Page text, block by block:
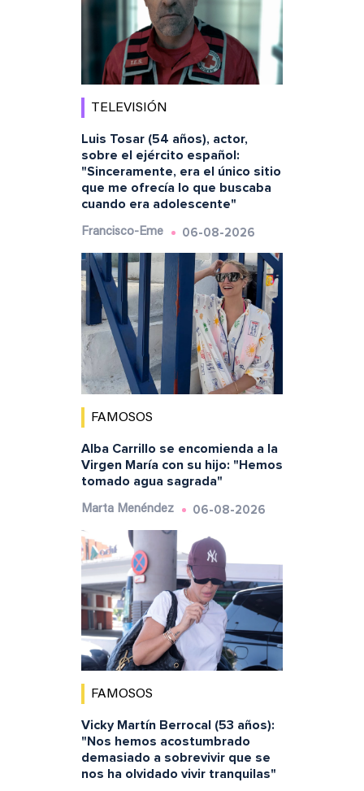
TELEVISIÓN
Luis Tosar (54 años), actor,
sobre el ejército español:
"Sinceramente, era el único sitio
que me ofrecía lo que buscaba
cuando era adolescente"
Francisco-Eme 06-08-2026
FAMOSOS
Alba Carrillo se encomienda a la
Virgen María con su hijo: "Hemos
tomado agua sagrada"
Marta Menéndez 06-08-2026
FAMOSOS
Vicky Martín Berrocal (53 años):
"Nos hemos acostumbrado
demasiado a sobrevivir que se
nos ha olvidado vivir tranquilas"